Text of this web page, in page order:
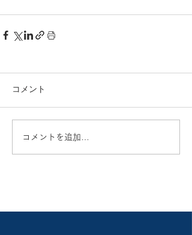
コメント
コメントを追加…